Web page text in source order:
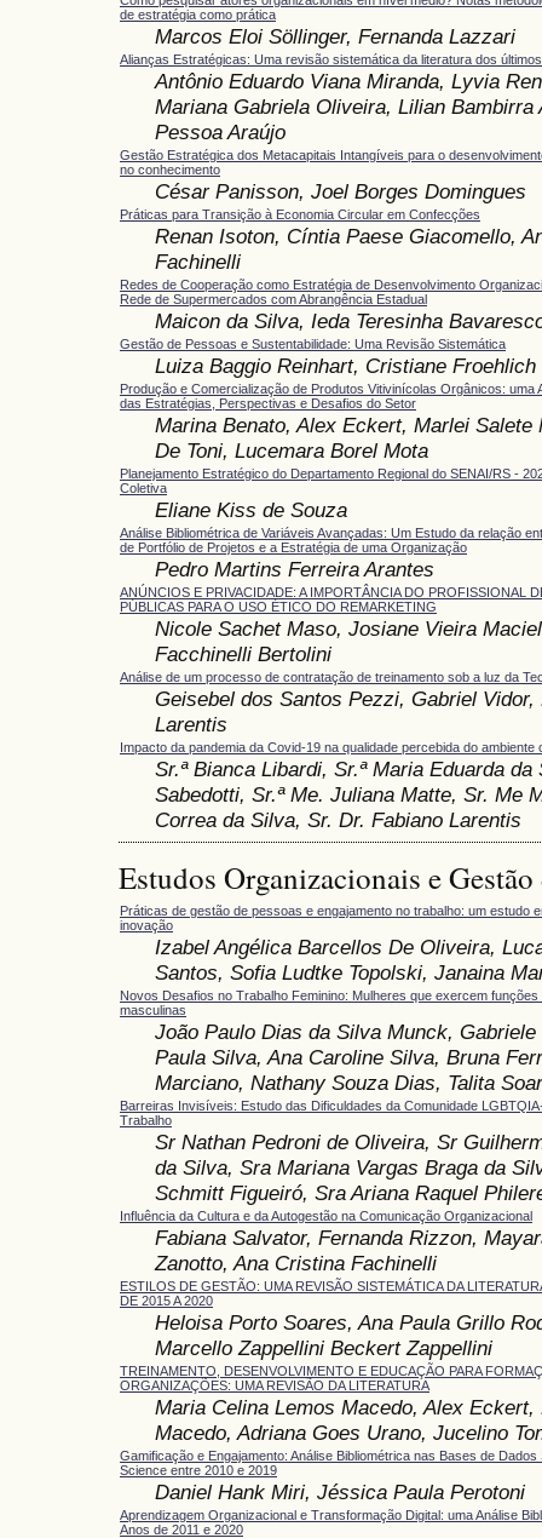
de estratégia como prática
Marcos Eloi Söllinger, Fernanda Lazzari
Alianças Estratégicas: Uma revisão sistemática da literatura dos
Antônio Eduardo Viana Miranda, Lyvia
Mariana Gabriela Oliveira, Lilian Bambirra
Pessoa Araújo
Gestão Estratégica dos Metacapitais Intangíveis para o
no conhecimento
César Panisson, Joel Borges Domingues
Práticas para Transição à Economia Circular em Confecções
Renan Isoton, Cíntia Paese Giacomello,
Fachinelli
Redes de Cooperação como Estratégia de Desenvolvimento
Rede de Supermercados com Abrangência Estadual
Maicon da Silva, Ieda Teresinha
Gestão de Pessoas e Sustentabilidade: Uma Revisão Sistemática
Luiza Baggio Reinhart, Cristiane Froehlich
Produção e Comercialização de Produtos Vitivinícolas Orgânicos: uma
das Estratégias, Perspectivas e Desafios do Setor
Marina Benato, Alex Eckert, Marlei Salete
De Toni, Lucemara Borel Mota
Planejamento Estratégico do Departamento Regional do SENAI/RS -
Coletiva
Eliane Kiss de Souza
Análise Bibliométrica de Variáveis Avançadas: Um Estudo da relação
de Portfólio de Projetos e a Estratégia de uma Organização
Pedro Martins Ferreira Arantes
ANÚNCIOS E PRIVACIDADE: A IMPORTÂNCIA DO PROFISSIONAL
PÚBLICAS PARA O USO ÉTICO DO REMARKETING
Nicole Sachet Maso, Josiane Vieira
Facchinelli Bertolini
Análise de um processo de contratação de treinamento sob a luz da
Geisebel dos Santos Pezzi, Gabriel Vidor,
Larentis
Impacto da pandemia da Covid-19 na qualidade percebida do
Sr.ª Bianca Libardi, Sr.ª Maria Eduarda da
Sabedotti, Sr.ª Me. Juliana Matte, Sr. Me
Correa da Silva, Sr. Dr. Fabiano Larentis
Estudos Organizacionais e Gestão
Práticas de gestão de pessoas e engajamento no trabalho: um estudo
inovação
Izabel Angélica Barcellos De Oliveira,
Santos, Sofia Ludtke Topolski, Janaina
Novos Desafios no Trabalho Feminino: Mulheres que exercem funções
masculinas
João Paulo Dias da Silva Munck,
Paula Silva, Ana Caroline Silva, Bruna
Marciano, Nathany Souza Dias, Talita
Barreiras Invisíveis: Estudo das Dificuldades da Comunidade
Trabalho
Sr Nathan Pedroni de Oliveira, Sr
da Silva, Sra Mariana Vargas Braga da
Schmitt Figueiró, Sra Ariana Raquel
Influência da Cultura e da Autogestão na Comunicação Organizacional
Fabiana Salvator, Fernanda Rizzon,
Zanotto, Ana Cristina Fachinelli
ESTILOS DE GESTÃO: UMA REVISÃO SISTEMÁTICA DA
DE 2015 A 2020
Heloisa Porto Soares, Ana Paula Grillo
Marcello Zappellini Beckert Zappellini
TREINAMENTO, DESENVOLVIMENTO E EDUCAÇÃO PARA
ORGANIZAÇÕES: UMA REVISÃO DA LITERATURA
Maria Celina Lemos Macedo, Alex Eckert,
Macedo, Adriana Goes Urano, Jucelino
Gamificação e Engajamento: Análise Bibliométrica nas Bases de
Science entre 2010 e 2019
Daniel Hank Miri, Jéssica Paula Perotoni
Aprendizagem Organizacional e Transformação Digital: uma Análise
Anos de 2011 e 2020